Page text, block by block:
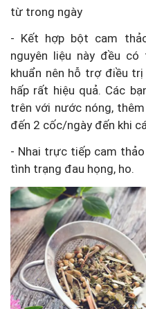
từ trong ngày
- Kết hợp bột cam
nguyên liệu này đều có
khuẩn nên hỗ trợ điều
hấp rất hiệu quả. Các
trên với nước nóng,
đến 2 cốc/ngày đến khi
- Nhai trực tiếp cam
tình trạng đau họng, ho.